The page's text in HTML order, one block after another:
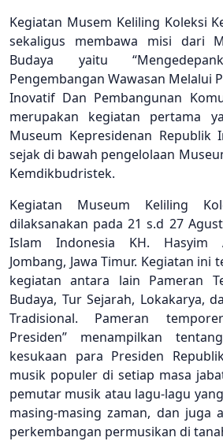
Kegiatan Musem Keliling Koleksi
sekaligus membawa misi dari
Budaya yaitu
Pengembangan Wawasan Melalui
Inovatif Dan Pembangunan
merupakan kegiatan pertama
Museum Kepresidenan Republik
sejak di bawah pengelolaan
Kemdikbudristek.
Kegiatan Museum Keliling
dilaksanakan pada 21 s.d 27
Islam Indonesia KH. Hasyim
Jombang, Jawa Timur. Kegiatan
kegiatan antara lain Pameran
Budaya, Tur Sejarah, Lokakarya,
Tradisional. Pameran
Presiden” menampilkan
kesukaan para Presiden
musik populer di setiap masa
pemutar musik atau lagu-lagu
masing-masing zaman, dan juga
perkembangan permusikan di